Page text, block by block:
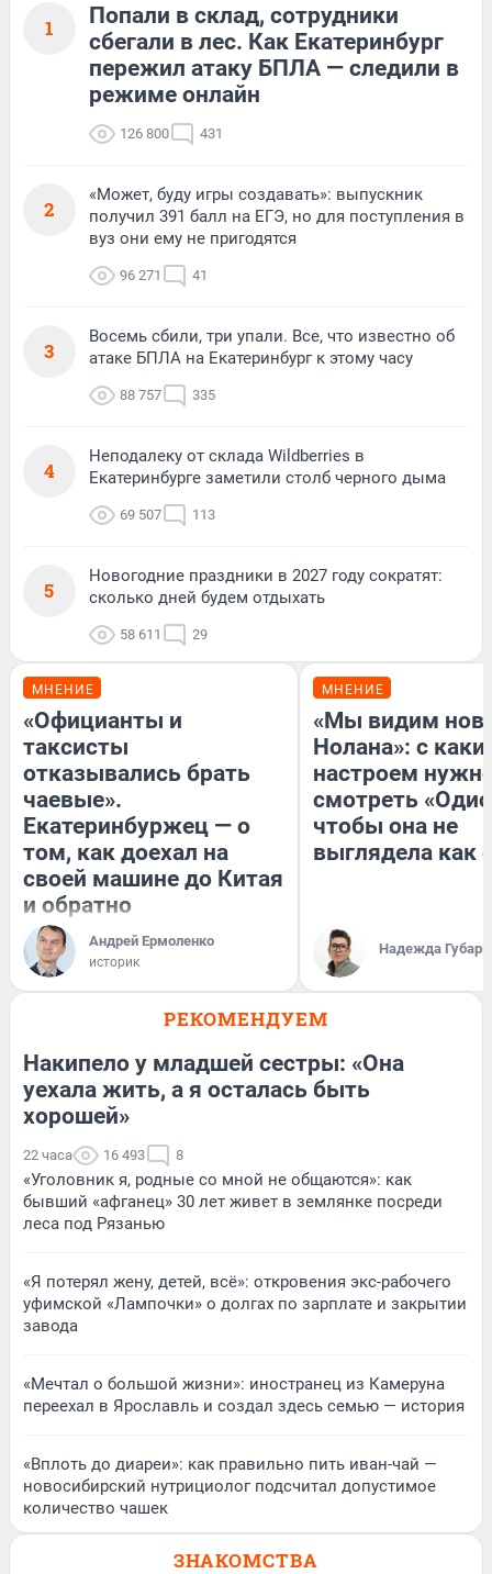
1
Попали в склад, сотрудники
сбегали в лес. Как Екатеринбург
пережил атаку БПЛА — следили в
режиме онлайн
126 800 431
2
«Может, буду игры создавать»: выпускник
получил 391 балл на ЕГЭ, но для поступления в
вуз они ему не пригодятся
96 271 41
3
Восемь сбили, три упали. Все, что известно об
атаке БПЛА на Екатеринбург к этому часу
88 757 335
4
Неподалеку от склада Wildberries в
Екатеринбурге заметили столб черного дыма
69 507 113
5
Новогодние праздники в 2027 году сократят:
сколько дней будем отдыхать
58 611 29
МНЕНИЕ
«Официанты и
таксисты
отказывались брать
чаевые».
Екатеринбуржец — о
том, как доехал на
своей машине до Китая
и обратно
Андрей Ермоленко
историк
МНЕНИЕ
«Мы видим
Нолана»: с
настроем
смотреть
чтобы она не
выглядела как
Надежда Губарь
РЕКОМЕНДУЕМ
Накипело у младшей сестры: «Она
уехала жить, а я осталась быть
хорошей»
22 часа 16 493 8
«Уголовник я, родные со мной не общаются»: как
бывший «афганец» 30 лет живет в землянке посреди
леса под Рязанью
«Я потерял жену, детей, всё»: откровения экс-рабочего
уфимской «Лампочки» о долгах по зарплате и закрытии
завода
«Мечтал о большой жизни»: иностранец из Камеруна
переехал в Ярославль и создал здесь семью — история
«Вплоть до диареи»: как правильно пить иван-чай —
новосибирский нутрициолог подсчитал допустимое
количество чашек
ЗНАКОМСТВА